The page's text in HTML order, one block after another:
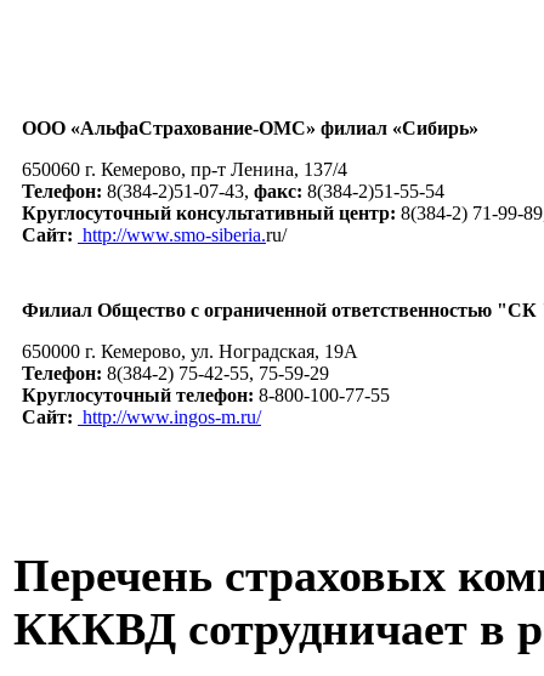
ООО «АльфаСтрахование-ОМС» филиал «Сибирь»
650060 г. Кемерово, пр-т Ленина, 137/4
Телефон: 8(384-2)51-07-43, факс: 8(384-2)51-55-54
Круглосуточный консультативный центр: 8(384-2) 71-99-
Сайт: http://www.smo-siberia.ru/
Филиал Общество с ограниченной ответственностью
650000 г. Кемерово, ул. Ноградская, 19А
Телефон: 8(384-2) 75-42-55, 75-59-29
Круглосуточный телефон: 8-800-100-77-55
Сайт: http://www.ingos-m.ru/
Перечень страховых
КККВД сотрудничает в